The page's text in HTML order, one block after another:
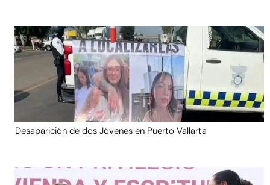
Desaparición de dos Jóvenes en Puerto Vallarta